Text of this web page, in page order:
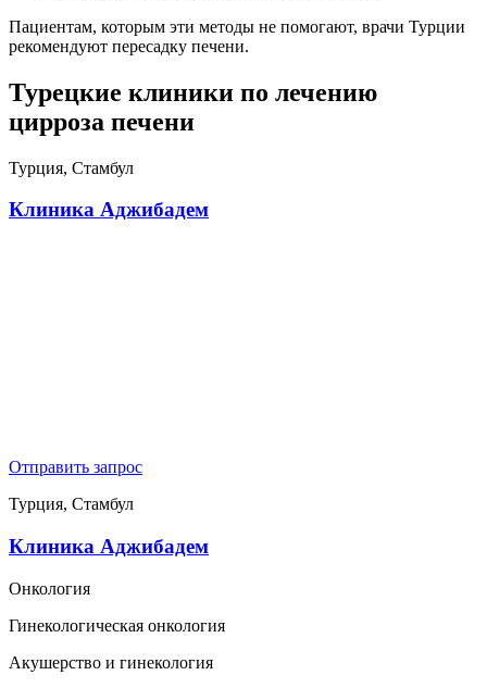
Пациентам, которым эти методы не помогают, врачи Турции
рекомендуют пересадку печени.
Турецкие клиники по лечению
цирроза печени
Турция, Стамбул
Клиника Аджибадем
Отправить запрос
Турция, Стамбул
Клиника Аджибадем
Онкология
Гинекологическая онкология
Акушерство и гинекология